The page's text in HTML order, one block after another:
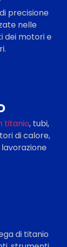
precisione
nelle
dei motori e
titanio, tubi,
di calore,
di titanio